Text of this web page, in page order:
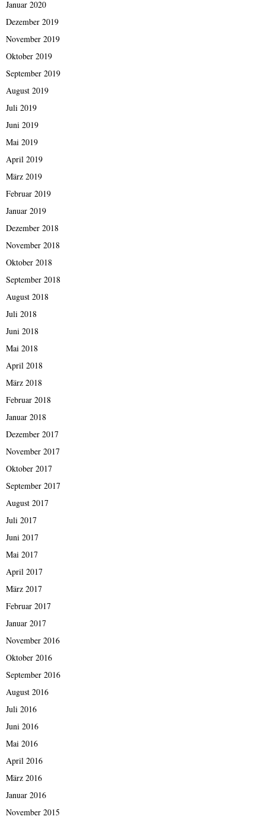
Januar 2020
Dezember 2019
November 2019
Oktober 2019
September 2019
August 2019
Juli 2019
Juni 2019
Mai 2019
April 2019
März 2019
Februar 2019
Januar 2019
Dezember 2018
November 2018
Oktober 2018
September 2018
August 2018
Juli 2018
Juni 2018
Mai 2018
April 2018
März 2018
Februar 2018
Januar 2018
Dezember 2017
November 2017
Oktober 2017
September 2017
August 2017
Juli 2017
Juni 2017
Mai 2017
April 2017
März 2017
Februar 2017
Januar 2017
November 2016
Oktober 2016
September 2016
August 2016
Juli 2016
Juni 2016
Mai 2016
April 2016
März 2016
Januar 2016
November 2015